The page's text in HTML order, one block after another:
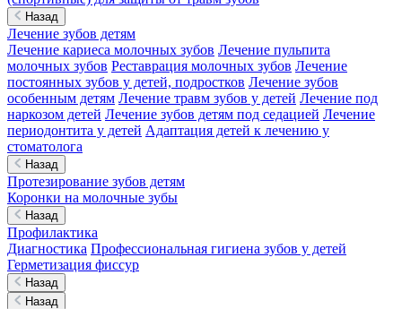
Назад
Лечение зубов детям
Лечение кариеса молочных зубов Лечение пульпита
молочных зубов Реставрация молочных зубов Лечение
постоянных зубов у детей, подростков Лечение зубов
особенным детям Лечение травм зубов у детей Лечение под
наркозом детей Лечение зубов детям под седацией Лечение
периодонтита у детей Адаптация детей к лечению у
стоматолога
Назад
Протезирование зубов детям
Коронки на молочные зубы
Назад
Профилактика
Диагностика Профессиональная гигиена зубов у детей
Герметизация фиссур
Назад
Назад